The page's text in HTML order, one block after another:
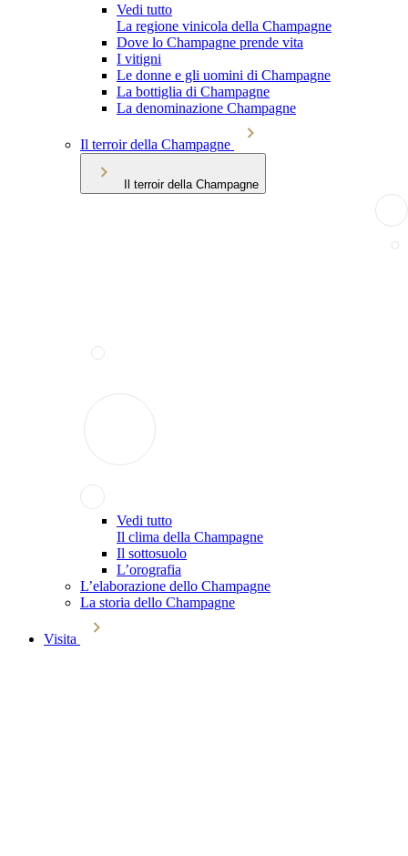
Vedi tutto
La regione vinicola della Champagne
Dove lo Champagne prende vita
I vitigni
Le donne e gli uomini di Champagne
La bottiglia di Champagne
La denominazione Champagne
Il terroir della Champagne
Il terroir della Champagne
Vedi tutto
Il clima della Champagne
Il sottosuolo
L’orografia
L’elaborazione dello Champagne
La storia dello Champagne
Visita